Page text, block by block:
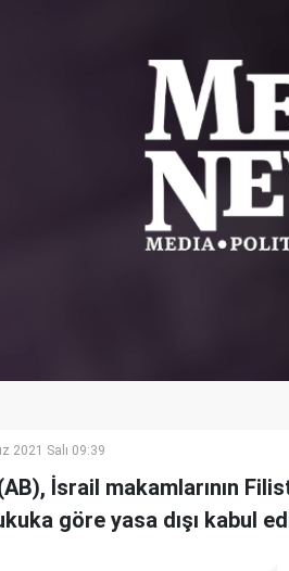
2021 Salı 09:39
İsrail makamlarının
göre yasa dışı kabul